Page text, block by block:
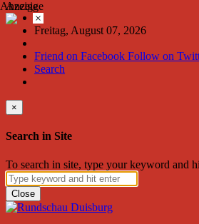
Freitag, August 07, 2026
Friend on Facebook Follow on
Search
×
Search in Site
To search in site, type your keyword and
Close
Anzeige
×
Anzeige